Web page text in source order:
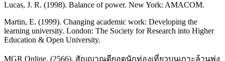
Lucas, J. R. (1998). Balance of power. New York: AMACOM.
Martin, E. (1999). Changing academic work: Developing the
learning university. London: The Society for Research into Higher
Education & Open University.
MGR Online. (2566). สัญญาณดียอดนักท่องเที่ยวบนเกาะล้านพุ่ง